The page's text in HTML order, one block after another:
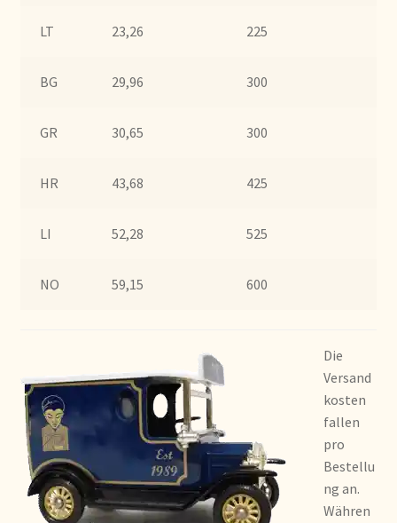
Food safety
Lista de precios actualizada.
Liste de prix actuelle
Marca personal
LT 23,26 225
BG 29,96 300
GR 30,65 300
HR 43,68 425
LI 52,28 525
NO 59,15 600
Die
Versand
kosten
fallen
pro
Bestellu
ng an.
Währen